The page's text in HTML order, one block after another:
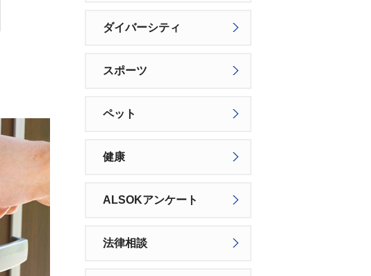
ダイバーシティ
スポーツ
ペット
健康
ALSOKアンケート
法律相談